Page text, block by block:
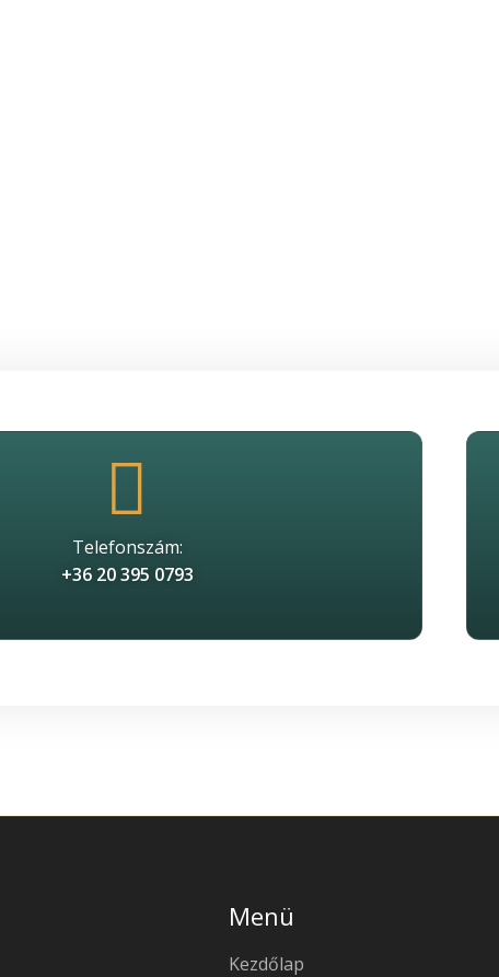
Telefonszám:
+36 20 395 0793
Menü
Kezdőlap